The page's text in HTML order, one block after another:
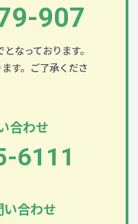
907
なっております。
す。ご了承くださ
合わせ
6111
合わせ